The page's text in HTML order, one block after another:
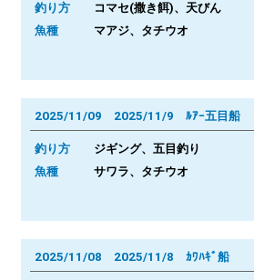
釣り方
コマセ(撒き餌)、天びん
魚種 マアジ、タチウオ
2025/11/09 2025/11/9 ﾙｱｰ五目船
釣り方 ジギング、五目釣り
魚種 サワラ、タチウオ
2025/11/08 2025/11/8 ｶﾜﾊｷﾞ船